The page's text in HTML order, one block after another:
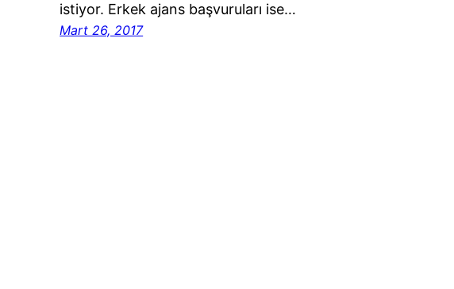
istiyor. Erkek ajans başvuruları ise…
Mart 26, 2017